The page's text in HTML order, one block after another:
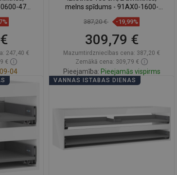
470-
247,40 €
€
04
melns spīdums - 91AX0-1600-
470-2-70
387,20 € -19,99%
309,79 €
Mazumtirdzniecības cena: 387,20 €
Zemākā cena: 309,79 €
Pieejamība: Pieejamās vispirms
VANNAS ISTABAS DIENAS
GREEK
SLOVENIAN